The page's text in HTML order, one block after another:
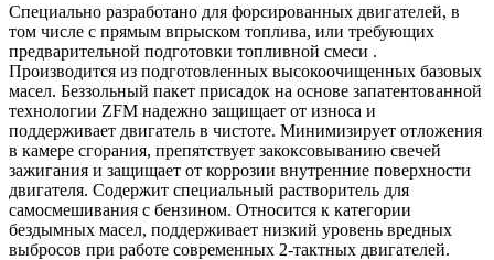
Специально разработано для форсированных двигателей, в
том числе с прямым впрыском топлива, или требующих
предварительной подготовки топливной смеси .
Производится из подготовленных высокоочищенных базовых
масел. Беззольный пакет присадок на основе запатентованной
технологии ZFM надежно защищает от износа и
поддерживает двигатель в чистоте. Минимизирует отложения
в камере сгорания, препятствует закоксовыванию свечей
зажигания и защищает от коррозии внутренние поверхности
двигателя. Содержит специальный растворитель для
самосмешивания с бензином. Относится к категории
бездымных масел, поддерживает низкий уровень вредных
выбросов при работе современных 2-тактных двигателей.